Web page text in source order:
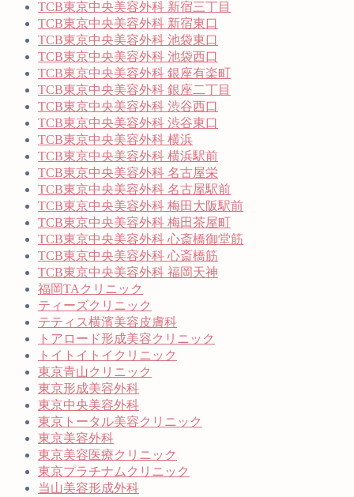
TCB東京中央美容外科 新宿三丁目
TCB東京中央美容外科 新宿東口
TCB東京中央美容外科 池袋東口
TCB東京中央美容外科 池袋西口
TCB東京中央美容外科 銀座有楽町
TCB東京中央美容外科 銀座二丁目
TCB東京中央美容外科 渋谷西口
TCB東京中央美容外科 渋谷東口
TCB東京中央美容外科 横浜
TCB東京中央美容外科 横浜駅前
TCB東京中央美容外科 名古屋栄
TCB東京中央美容外科 名古屋駅前
TCB東京中央美容外科 梅田大阪駅前
TCB東京中央美容外科 梅田茶屋町
TCB東京中央美容外科 心斎橋御堂筋
TCB東京中央美容外科 心斎橋筋
TCB東京中央美容外科 福岡天神
福岡TAクリニック
ティーズクリニック
テティス横濱美容皮膚科
トアロード形成美容クリニック
トイトイトイクリニック
東京青山クリニック
東京形成美容外科
東京中央美容外科
東京トータル美容クリニック
東京美容外科
東京美容医療クリニック
東京プラチナムクリニック
当山美容形成外科